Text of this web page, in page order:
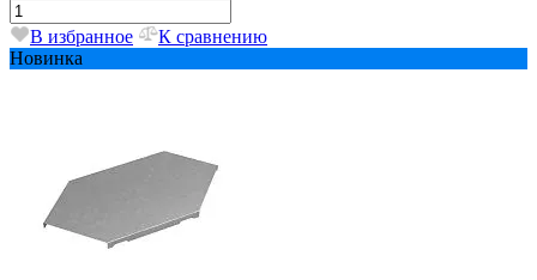
В избранное
К сравнению
Новинка